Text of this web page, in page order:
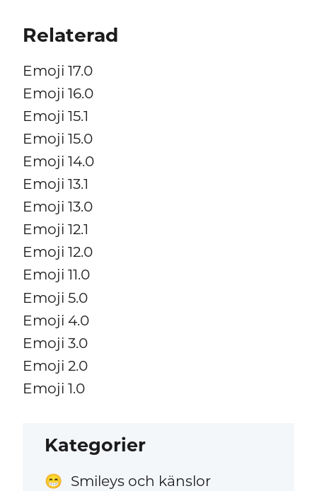
Relaterad
Emoji 17.0
Emoji 16.0
Emoji 15.1
Emoji 15.0
Emoji 14.0
Emoji 13.1
Emoji 13.0
Emoji 12.1
Emoji 12.0
Emoji 11.0
Emoji 5.0
Emoji 4.0
Emoji 3.0
Emoji 2.0
Emoji 1.0
Kategorier
😁 Smileys och känslor